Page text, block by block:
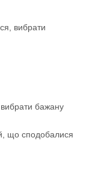
вибрати
бажану
що сподобалися